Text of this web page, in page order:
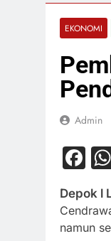
EKONOMI
Admin
Depok l
namun